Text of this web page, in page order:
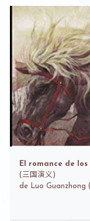
El romance de los
( 三国演义)
de Luo Guanzhong